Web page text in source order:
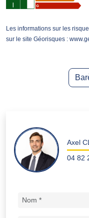
Les informations sur les
sur le site Géorisques :
Axel
04 82